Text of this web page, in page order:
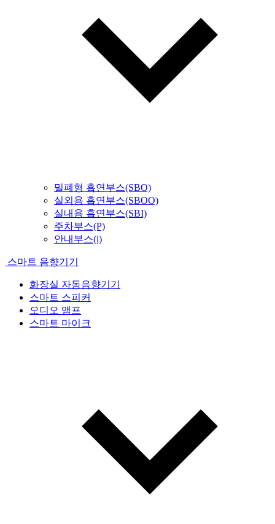
밀폐형 흡연부스(SBO)
실외용 흡연부스(SBOO)
실내용 흡연부스(SBI)
주차부스(P)
안내부스(i)
스마트 음향기기
화장실 자동음향기기
스마트 스피커
오디오 앰프
스마트 마이크